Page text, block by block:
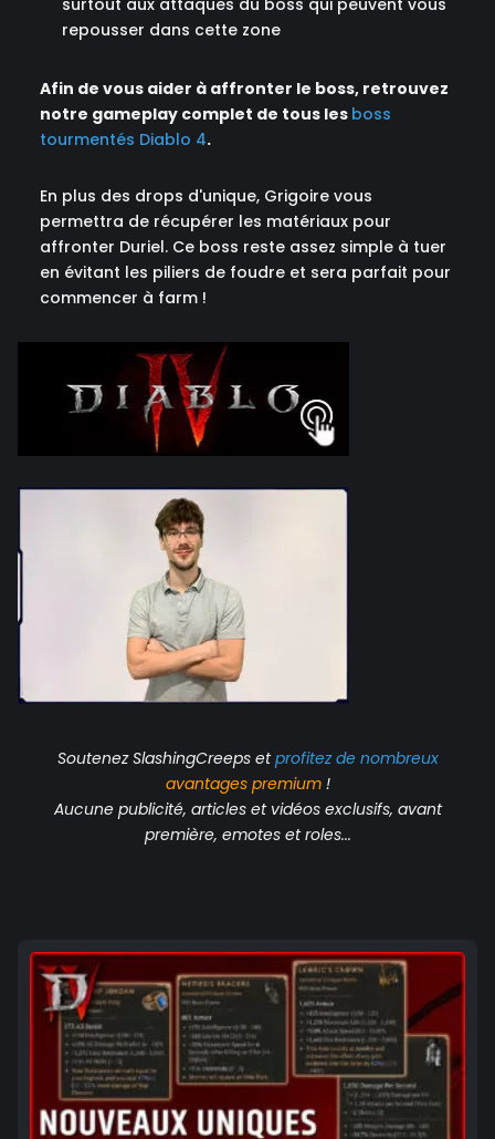
surtout aux attaques du boss qui peuvent vous
repousser dans cette zone
Afin de vous aider à affronter le boss, retrouvez
notre gameplay complet de tous les boss
tourmentés Diablo 4.
En plus des drops d'unique, Grigoire vous
permettra de récupérer les matériaux pour
affronter Duriel. Ce boss reste assez simple à tuer
en évitant les piliers de foudre et sera parfait pour
commencer à farm !
Soutenez SlashingCreeps etprofitez de nombreux
avantagespremium!
Aucune publicité, articles et vidéos exclusifs, avant
première, emotes et roles...